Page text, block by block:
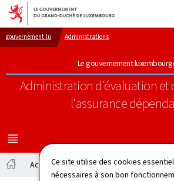
Ce site utilise des cookies
nécessaires à son bon
Aller au menu principal
Aller au contenu
gouvernement.lu Administrations
Le gouvernement
Administration d'évaluation et
l'assurance
MENU
PRINCIPAL
Actualités Octobre 2024